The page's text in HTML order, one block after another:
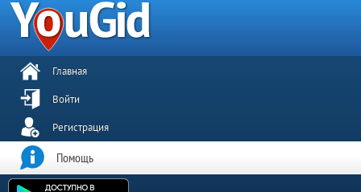
Главная
Войти
Регистрация
Помощь